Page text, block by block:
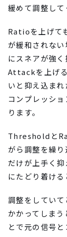
緩めて調整して
Ratioを上げて
が緩和されな
にスネアが強
Attackを上げ
いと抑え込ま
コンプレッシ
ります。
Thresholdと
がら調整を繰
だけが上手く
にたどり着ける
調整をしてい
かかってしま
とで元の信号